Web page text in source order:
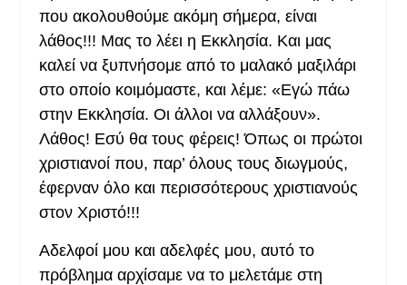
που ακολουθούμε ακόμη σήμερα, είναι
λάθος!!! Μας το λέει η Εκκλησία. Και μας
καλεί να ξυπνήσομε από το μαλακό μαξιλάρι
στο οποίο κοιμόμαστε, και λέμε: «Εγώ πάω
στην Εκκλησία. Οι άλλοι να αλλάξουν».
Λάθος! Εσύ θα τους φέρεις! Όπως οι πρώτοι
χριστιανοί που, παρ’ όλους τους διωγμούς,
έφερναν όλο και περισσότερους χριστιανούς
στον Χριστό!!!
Αδελφοί μου και αδελφές μου, αυτό το
πρόβλημα αρχίσαμε να το μελετάμε στη